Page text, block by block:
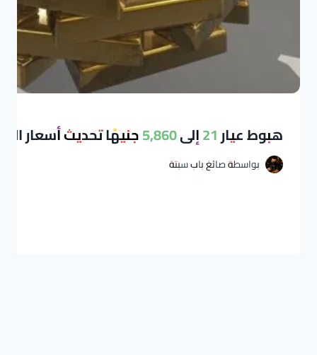
هبوط عيار 21 إلى 5,860 جنيهًا تحديث أسعار الذهب في مصر اليوم
بواسطةصائغ باب سبتة